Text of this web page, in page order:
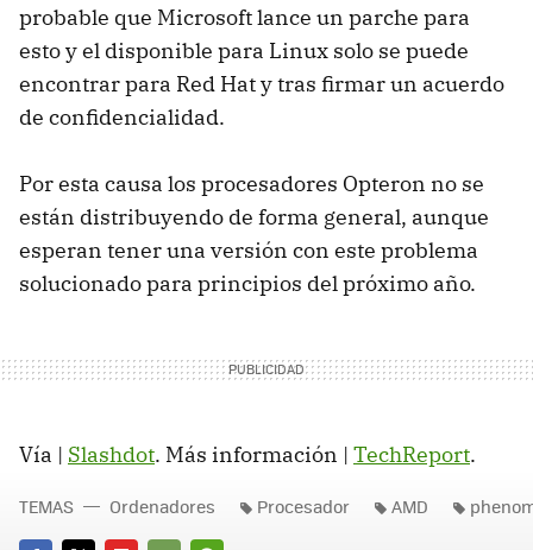
probable que Microsoft lance un parche para
esto y el disponible para Linux solo se puede
encontrar para Red Hat y tras firmar un acuerdo
de confidencialidad.
Por esta causa los procesadores Opteron no se
están distribuyendo de forma general, aunque
esperan tener una versión con este problema
solucionado para principios del próximo año.
Vía | Slashdot. Más información | TechReport.
TEMAS Ordenadores Procesador AMD